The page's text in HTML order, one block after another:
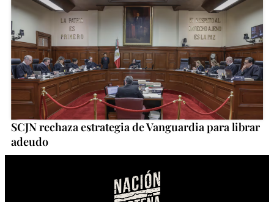
SCJN rechaza estrategia de Vanguardia para librar
adeudo